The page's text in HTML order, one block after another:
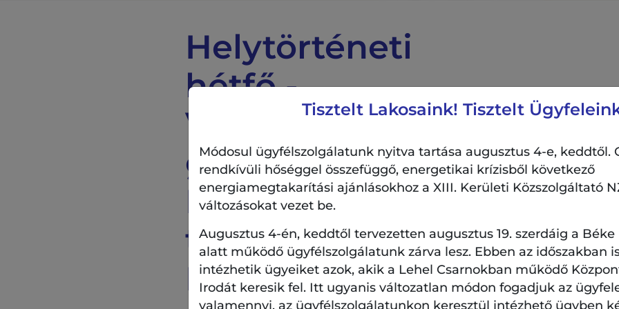
Helytörténeti
hétfő -
Vándorló
gyárak
Budapest
térképén –
Hogyan vált
Tisztelt Lakosaink! Tisztelt
Módosul ügyfélszolgálatunk nyitva tartása augusztus 4-e, keddtől.
rendkívüli hőséggel összefüggő, energetikai krízisből következő
energiamegtakarítási ajánlásokhoz a XIII. Kerületi Közszolgáltató
változásokat vezet be.
Augusztus 4-én, keddtől tervezetten augusztus 19. szerdáig a Béke
alatt működő ügyfélszolgálatunk zárva lesz. Ebben az időszakban
intézhetik ügyeiket azok, akik a Lehel Csarnokban működő
Irodát keresik fel. Itt ugyanis változatlan módon fogadjuk az
valamennyi, az ügyfélszolgálatunkon keresztül intézhető ügyben